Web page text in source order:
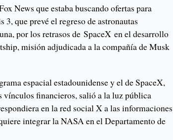
News que estaba buscando ofertas para
que prevé el regreso de astronautas
por los retrasos de SpaceX en el desarrollo
misión adjudicada a la compañía de Musk
espacial estadounidense y el de SpaceX,
vínculos financieros, salió a la luz pública
en la red social X a las informaciones
integrar la NASA en el Departamento de